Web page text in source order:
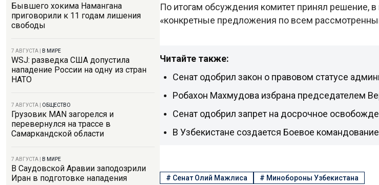
Бывшего хокима Намангана
приговорили к 11 годам лишения
свободы
7 АВГУСТА В МИРЕ
WSJ: разведка США допустила
нападение России на одну из стран
НАТО
7 АВГУСТА ОБЩЕСТВО
Грузовик MAN загорелся и
перевернулся на трассе в
Самаркандской области
7 АВГУСТА В МИРЕ
В Саудовской Аравии заподозрили
Иран в подготовке нападения
По итогам обсуждения комитет принял решение,
«конкретные предложения по всем
Читайте также:
Сенат одобрил закон о правовом статусе
Робахон Махмудова избрана председателем
Сенат одобрил запрет на досрочное
В Узбекистане создается Боевое
# Сенат Олий Мажлиса # Минобороны Узбекистана